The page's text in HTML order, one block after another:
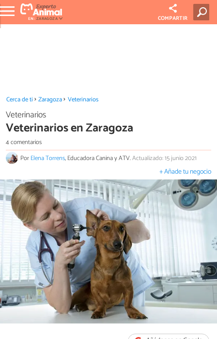
EN: ZARAGOZA COMPARTIR
Cerca de ti Zaragoza Veterinarios
Veterinarios
Veterinarios en Zaragoza
4 comentarios
PorElena Torrens, Educadora Canina y ATV.Actualizado: 15 junio 2021
+ Añade tu negocio